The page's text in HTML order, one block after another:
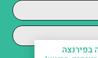
בפירנצה